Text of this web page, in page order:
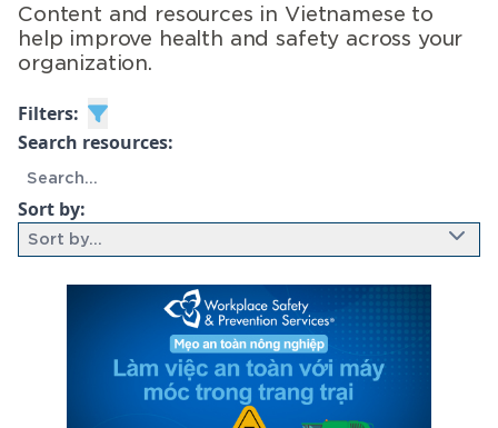
Content and resources in Vietnamese to
help improve health and safety across your
organization.
Filters:
Search resources:
Sort by:
Sort by...
6 results found